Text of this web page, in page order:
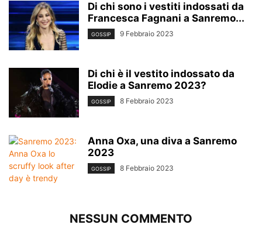
Di chi sono i vestiti indossati da
Francesca Fagnani a Sanremo...
GOSSIP 9 Febbraio 2023
Di chi è il vestito indossato da
Elodie a Sanremo 2023?
GOSSIP 8 Febbraio 2023
Anna Oxa, una diva a Sanremo
2023
GOSSIP 8 Febbraio 2023
NESSUN COMMENTO